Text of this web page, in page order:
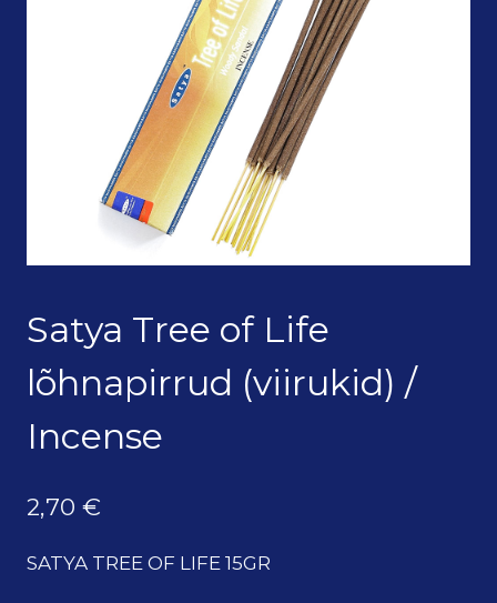
Satya Tree of Life
lõhnapirrud (viirukid) /
Incense
2,70 €
SATYA TREE OF LIFE 15GR